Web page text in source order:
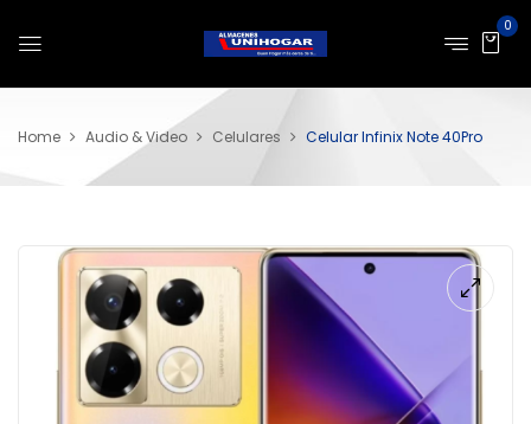
0
Home Audio & Video Celulares Celular Infinix Note 40Pro